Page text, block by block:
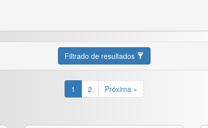
Filtrado de resultados
1 2 Próxima »